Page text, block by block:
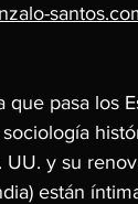
pasa los
UU. y su
están